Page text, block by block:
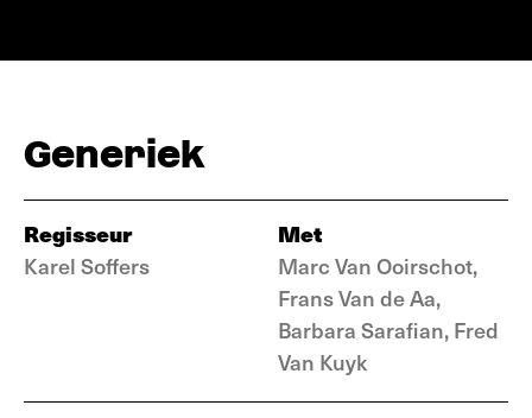
Generiek
Regisseur
Karel Soffers
Met
Marc Van Ooirschot,
Frans Van de Aa,
Barbara Sarafian, Fred
Van Kuyk